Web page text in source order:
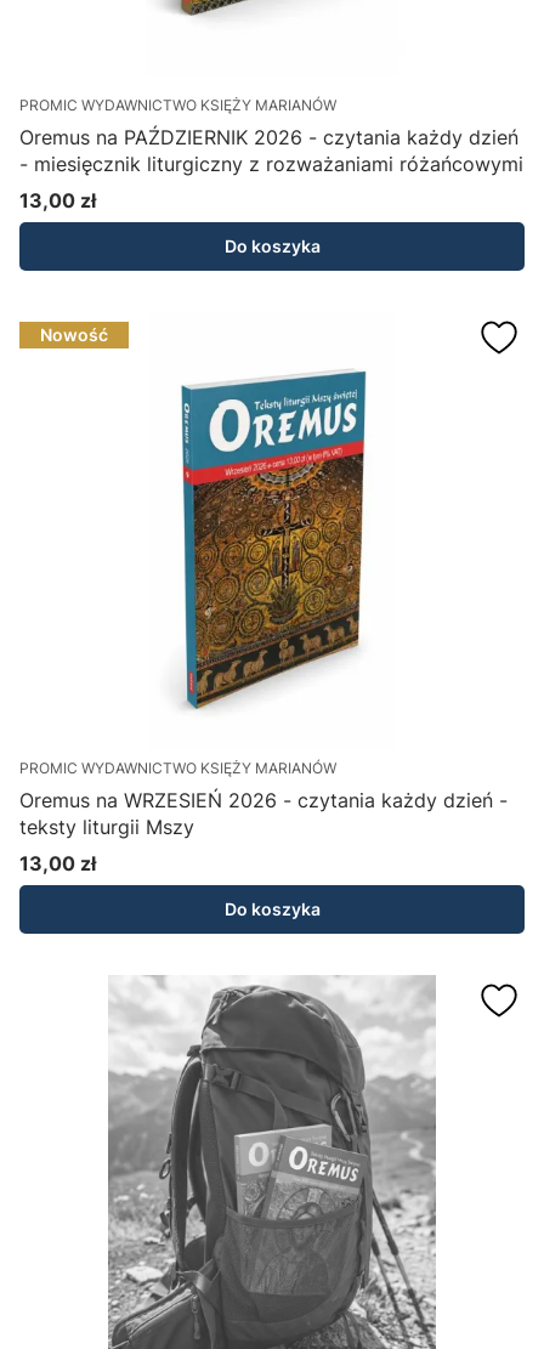
PROMIC WYDAWNICTWO KSIĘŻY MARIANÓW
Oremus na PAŹDZIERNIK 2026 - czytania każdy dzień
- miesięcznik liturgiczny z rozważaniami różańcowymi
Cena
13,00 zł
Do koszyka
Nowość
PROMIC WYDAWNICTWO KSIĘŻY MARIANÓW
Oremus na WRZESIEŃ 2026 - czytania każdy dzień -
teksty liturgii Mszy
Cena
13,00 zł
Do koszyka